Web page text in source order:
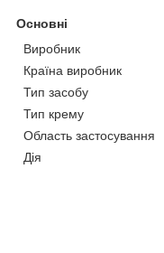
Основні
Виробник
Країна виробник
Тип засобу
Тип крему
Область застосування
Дія